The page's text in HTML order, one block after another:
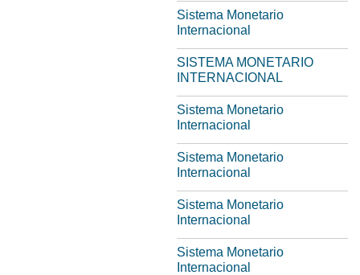
Sistema Monetario
Internacional
SISTEMA MONETARIO
INTERNACIONAL
Sistema Monetario
Internacional
Sistema Monetario
Internacional
Sistema Monetario
Internacional
Sistema Monetario
Internacional